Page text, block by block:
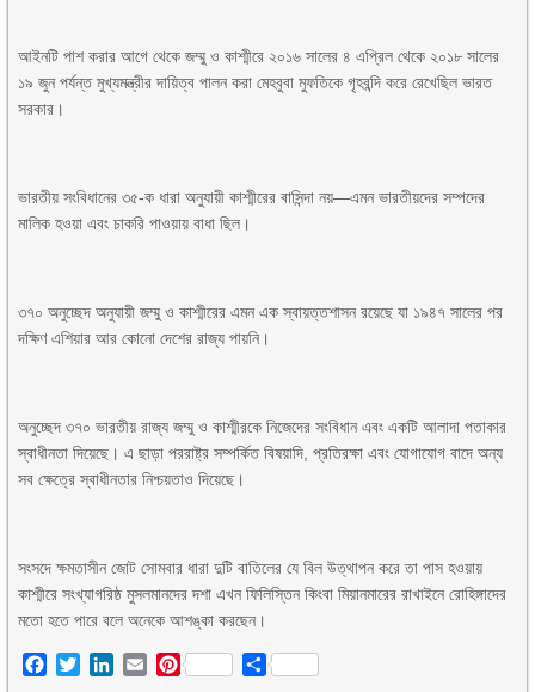
আইনটি পাশ করার আগে থেকে জম্মু ও কাশ্মীরে ২০১৬ সালের ৪ এপ্রিল থেকে ২০১৮ সালের
১৯ জুন পর্যন্ত মুখ্যমন্ত্রীর দায়িত্ব পালন করা মেহবুবা মুফতিকে গৃহবন্দি করে রেখেছিল ভারত
সরকার।
ভারতীয় সংবিধানের ৩৫-ক ধারা অনুযায়ী কাশ্মীরের বাসিন্দা নয়—এমন ভারতীয়দের সম্পদের
মালিক হওয়া এবং চাকরি পাওয়ায় বাধা ছিল।
৩৭০ অনুচ্ছেদ অনুযায়ী জম্মু ও কাশ্মীরের এমন এক স্বায়ত্তশাসন রয়েছে যা ১৯৪৭ সালের পর
দক্ষিণ এশিয়ার আর কোনো দেশের রাজ্য পায়নি।
অনুচ্ছেদ ৩৭০ ভারতীয় রাজ্য জম্মু ও কাশ্মীরকে নিজেদের সংবিধান এবং একটি আলাদা পতাকার
স্বাধীনতা দিয়েছে। এ ছাড়া পররাষ্ট্র সম্পর্কিত বিষয়াদি, প্রতিরক্ষা এবং যোগাযোগ বাদে অন্য
সব ক্ষেত্রে স্বাধীনতার নিশ্চয়তাও দিয়েছে।
সংসদে ক্ষমতাসীন জোট সোমবার ধারা দুটি বাতিলের যে বিল উত্থাপন করে তা পাস হওয়ায়
কাশ্মীরে সংখ্যাগরিষ্ঠ মুসলমানদের দশা এখন ফিলিস্তিন কিংবা মিয়ানমারের রাখাইনে রোহিঙ্গাদের
মতো হতে পারে বলে অনেকে আশঙ্কা করছেন।
Facebook
TwitterLinkedIn
EmailPinterest Share